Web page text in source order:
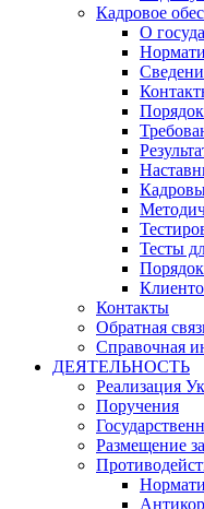
Кадровое
О
Тесты
Контакты
Обратная
Справочная
ДЕЯТЕЛЬНОСТЬ
Реализация
Поручения
Размещение